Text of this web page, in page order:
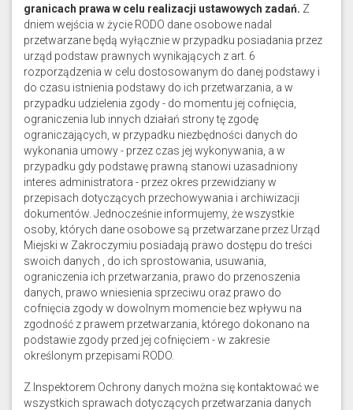
granicach prawa w celu realizacji ustawowych zadań. Z
dniem wejścia w życie RODO dane osobowe nadal
przetwarzane będą wyłącznie w przypadku posiadania przez
urząd podstaw prawnych wynikających z art. 6
rozporządzenia w celu dostosowanym do danej podstawy i
do czasu istnienia podstawy do ich przetwarzania, a w
przypadku udzielenia zgody - do momentu jej cofnięcia,
ograniczenia lub innych działań strony tę zgodę
ograniczających, w przypadku niezbędności danych do
wykonania umowy - przez czas jej wykonywania, a w
przypadku gdy podstawę prawną stanowi uzasadniony
interes administratora - przez okres przewidziany w
przepisach dotyczących przechowywania i archiwizacji
dokumentów. Jednocześnie informujemy, że wszystkie
osoby, których dane osobowe są przetwarzane przez Urząd
Miejski w Zakroczymiu posiadają prawo dostępu do treści
swoich danych , do ich sprostowania, usuwania,
ograniczenia ich przetwarzania, prawo do przenoszenia
danych, prawo wniesienia sprzeciwu oraz prawo do
cofnięcia zgody w dowolnym momencie bez wpływu na
zgodność z prawem przetwarzania, którego dokonano na
podstawie zgody przed jej cofnięciem - w zakresie
określonym przepisami RODO.
Z Inspektorem Ochrony danych można się kontaktować we
wszystkich sprawach dotyczących przetwarzania danych